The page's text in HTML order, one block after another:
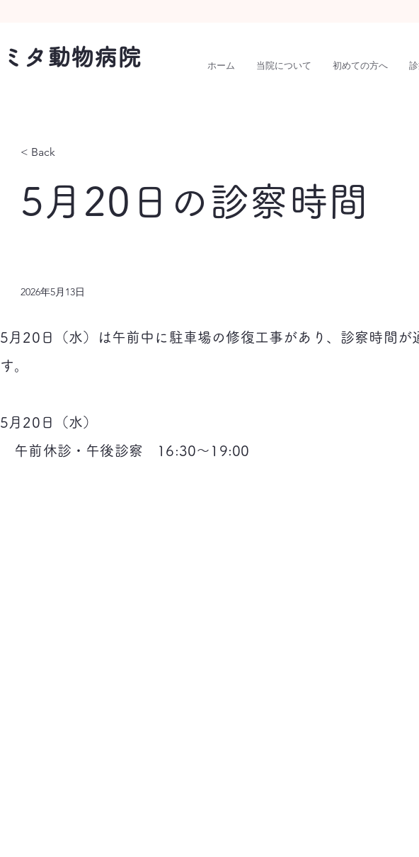
ホーム 当院について 初めての方へ
ミタ動物病院
< Back
5月20日の診察時間
2026年5月13日
5月20日（水）は午前中に駐車場の修復工事があり、診察時間が
す。
5月20日（水）
午前休診・午後診察 16:30〜19:00